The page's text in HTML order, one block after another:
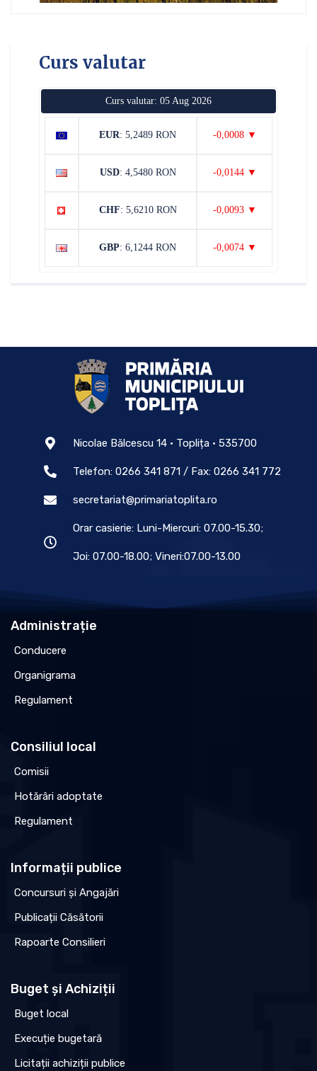
Curs valutar
Curs valutar: 05 Aug 2026
EUR: 5,2489 RON -0,0008 ▼
USD: 4,5480 RON -0,0144 ▼
CHF: 5,6210 RON -0,0093 ▼
GBP: 6,1244 RON -0,0074 ▼
Nicolae Bălcescu 14 • Toplița • 535700
Telefon: 0266 341 871 / Fax: 0266 341 772
secretariat@primariatoplita.ro
Orar casierie: Luni-Miercuri: 07.00-15.30;
Joi: 07.00-18.00; Vineri:07.00-13.00
Administrație
Conducere
Organigrama
Regulament
Consiliul local
Comisii
Hotărâri adoptate
Regulament
Informații publice
Concursuri și Angajări
Publicații Căsătorii
Rapoarte Consilieri
Buget și Achiziții
Buget local
Execuție bugetară
Licitații achiziții publice